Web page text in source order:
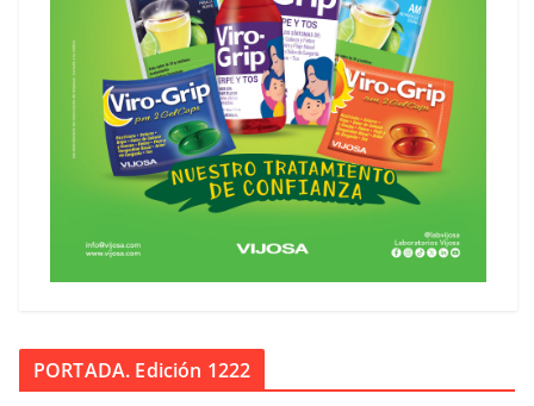
PORTADA. Edición 1222